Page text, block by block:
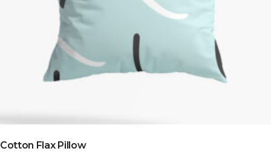
Cotton Flax Pillow